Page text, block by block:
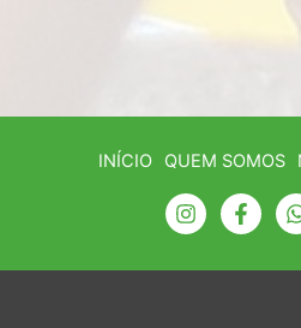
INÍCIO QUEM SOMOS